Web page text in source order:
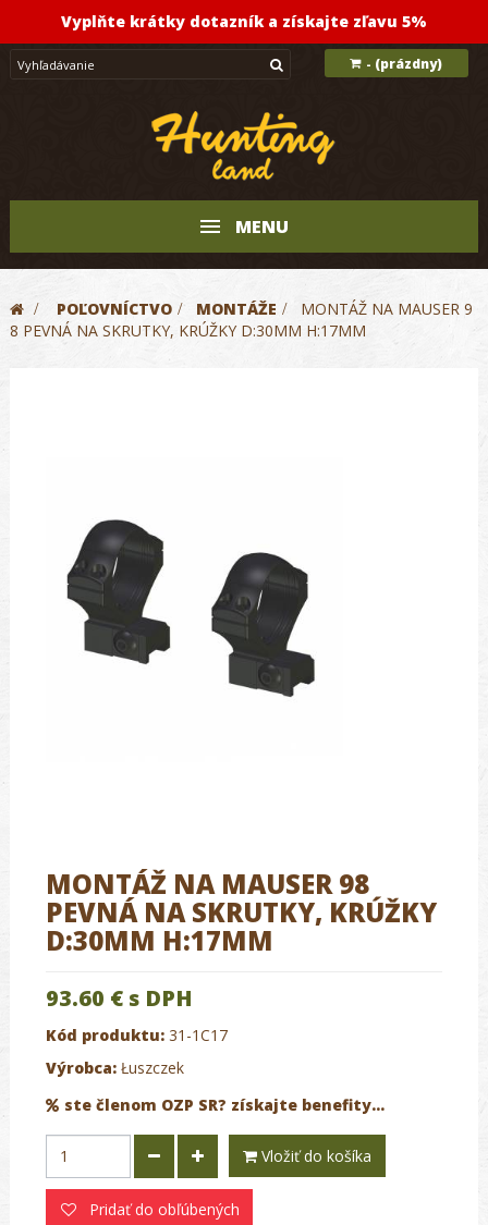
Vyplňte krátky dotazník a získajte zľavu 5%
- (prázdny)
MENU
> POĽOVNÍCTVO > MONTÁŽE >
MONTÁŽ NA MAUSER 9
8 PEVNÁ NA SKRUTKY, KRÚŽKY D:30MM H:17MM
MONTÁŽ NA MAUSER 98
PEVNÁ NA SKRUTKY, KRÚŽKY
D:30MM H:17MM
93.60 € s DPH
Kód produktu: 31-1C17
Výrobca: Łuszczek
ste členom OZP SR? získajte benefity...
Vložiť do košíka
Pridať do obľúbených